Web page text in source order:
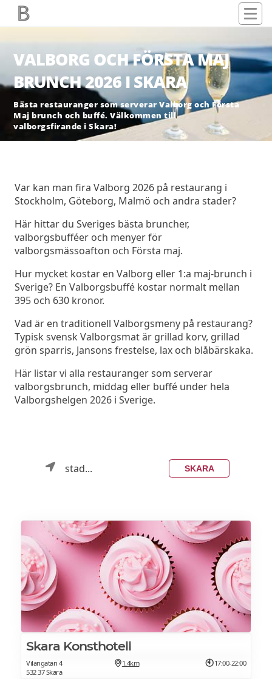
VALBORG OCH FÖRSTA MAJ
BRUNCH 2026 I SKARA
Bästa restauranger som serverar Valborg och Första
Maj brunch och buffé. Välkommen till
valborgsfirande i Skara!
Var kan man fira Valborg 2026 på restaurang i
Stockholm, Göteborg, Malmö och andra stader?
Här hittar du Sveriges bästa bruncher,
valborgsbufféer och menyer för
valborgsmässoafton och Första maj.
Hur mycket kostar en Valborg eller 1:a maj-brunch i
Sverige? En Valborgsbuffé kostar normalt mellan
395 och 630 kronor.
Vad är en traditionell Valborgsmeny på restaurang?
Typisk svensk Valborgsmat är grillad korv, grillad
grön sparris, Jansons frestelse, lax och blåbärskaka.
Här listar vi alla restauranger som serverar
valborgsbrunch, middag eller buffé under hela
Valborgshelgen 2026 i Sverige.
stad... SKARA
Skara Konsthotell
Vilangatan 4
532 37 Skara
1.4km 17:00-22:00